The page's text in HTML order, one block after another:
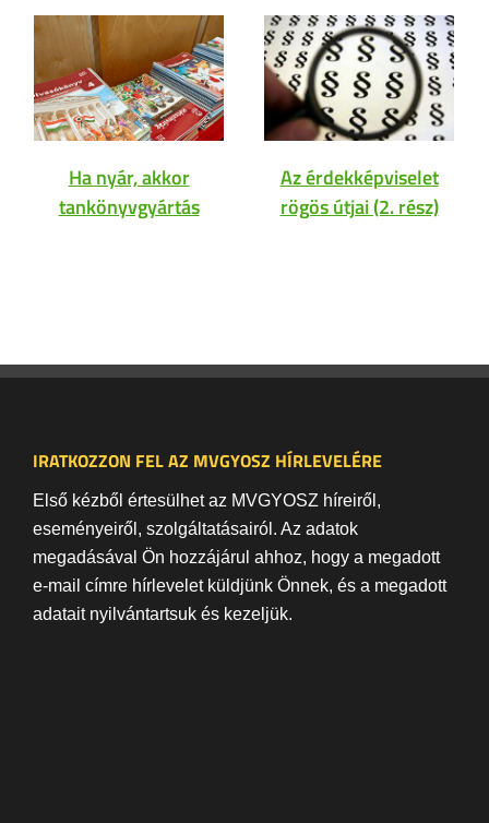
Ha nyár, akkor
tankönyvgyártás
Az érdekképviselet
rögös útjai (2. rész)
IRATKOZZON FEL AZ MVGYOSZ HÍRLEVELÉRE
Első kézből értesülhet az MVGYOSZ híreiről,
eseményeiről, szolgáltatásairól. Az adatok
megadásával Ön hozzájárul ahhoz, hogy a megadott
e-mail címre hírlevelet küldjünk Önnek, és a megadott
adatait nyilvántartsuk és kezeljük.